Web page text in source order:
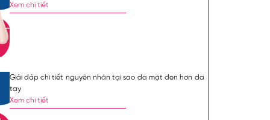
chuyên
dày
bác sĩ đã
da và làm
Xem chi tiết
Giải đáp chi tiết nguyên nhân tại sao da mặt đen hơn da
tay
Xem chi tiết